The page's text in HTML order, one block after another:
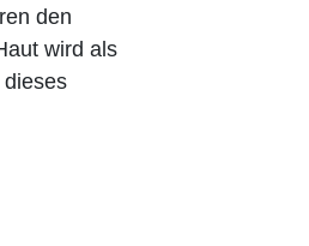
den
wird als